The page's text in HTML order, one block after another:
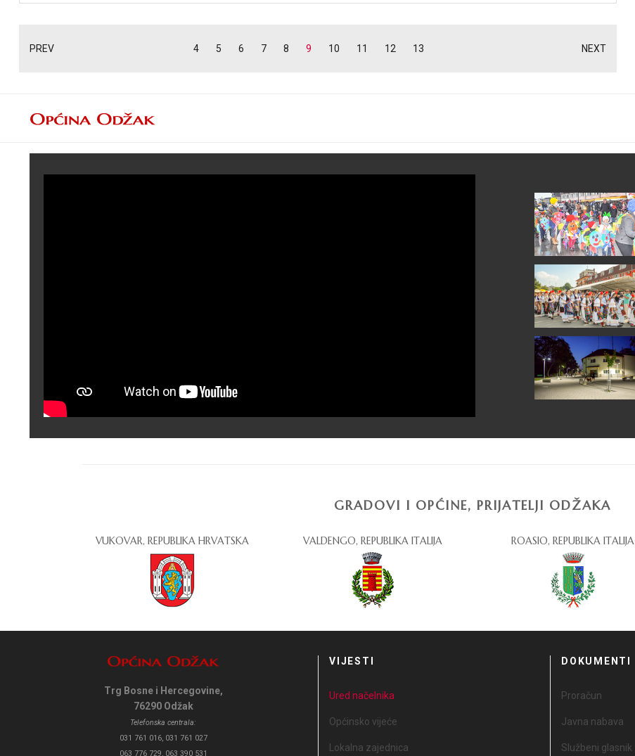
PREV 4 5 6 7 8 9 10 11 12 13 NEXT
GRADOVI I OPĆINE, PRIJATELJI ODŽAKA
VUKOVAR, REPUBLIKA HRVATSKA VALDENGO, REPUBLIKA ITALIJA ROASIO, REPUBLIKA ITALIJA
Trg Bosne i Hercegovine,
76290 Odžak
Telefonska centrala:
031 761 016, 031 761 027
063 776 729, 063 390 531
VIJESTI
Ured načelnika
Općinsko vijeće
Lokalna zajednica
DOKUMENTI
Proračun
Javna nabava
Službeni glasnik